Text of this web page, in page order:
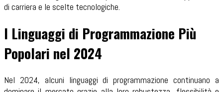
di carriera e le scelte tecnologiche.
I Linguaggi di Programmazione Più
Popolari nel 2024
Nel 2024, alcuni linguaggi di programmazione continuano a